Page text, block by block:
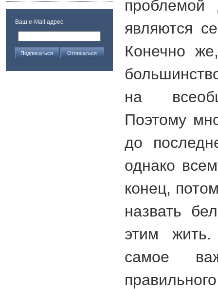
Ваш e-Mail адрес
являются
Конечно
на
Поэтому
до
однако
конец,
назвать
этим
самое